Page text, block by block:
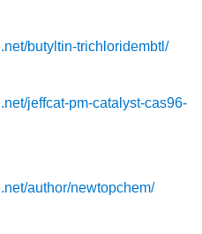
butyltin-trichloridembtl/
jeffcat-pm-catalyst-cas96-
author/newtopchem/